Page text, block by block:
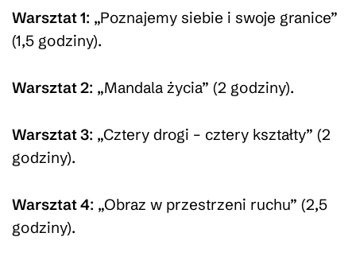
Warsztat 1: „Poznajemy siebie i swoje granice”
(1,5 godziny).
Warsztat 2: „Mandala życia” (2 godziny).
Warsztat 3: „Cztery drogi – cztery kształty” (2
godziny).
Warsztat 4: „Obraz w przestrzeni ruchu” (2,5
godziny).